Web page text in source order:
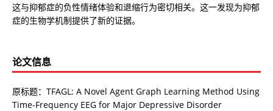
这与抑郁症的负性情绪体验和退缩行为密切相关。这一发现为抑郁
症的生物学机制提供了新的证据。
论文信息
原标题：TFAGL: A Novel Agent Graph Learning Method Using
Time-Frequency EEG for Major Depressive Disorder